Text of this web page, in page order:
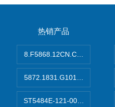
热销产品
8.F5868.12CN.C122德国
5872.1831.G101德国库伯勒
ST5484E-121-0032-00美国